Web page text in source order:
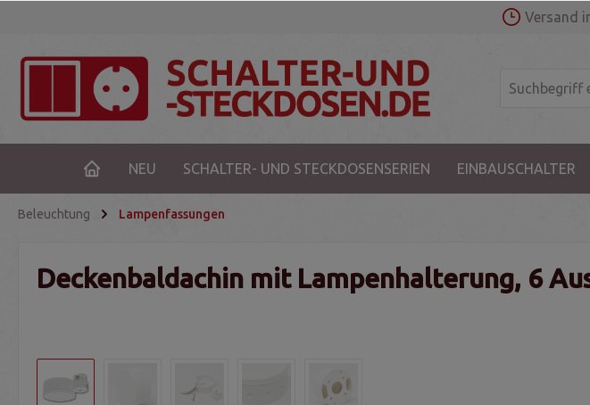
Versand
NEU SCHALTER- UND STECKDOSENSERIEN EINBAUSCHALTER
Beleuchtung Lampenfassungen
Deckenbaldachin mit Lampenhalterung, 6